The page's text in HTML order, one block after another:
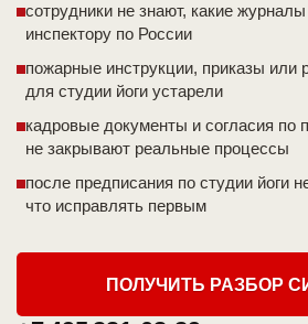
сотрудники не знают, какие
инспектору по России
пожарные инструкции, приказы или
для студии йоги устарели
кадровые документы и согласия
не закрывают реальные процессы
после предписания по студии йоги
что исправлять первым
ПОЛУЧИТЬ РАЗБОР